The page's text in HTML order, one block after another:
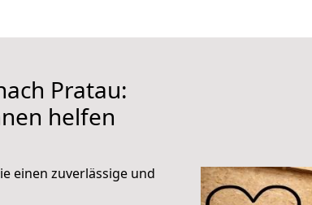
Pratau:
helfen
einen zuverlässige und